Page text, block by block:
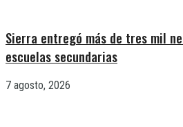
Sierra entregó más de tres mil
escuelas secundarias
7 agosto, 2026